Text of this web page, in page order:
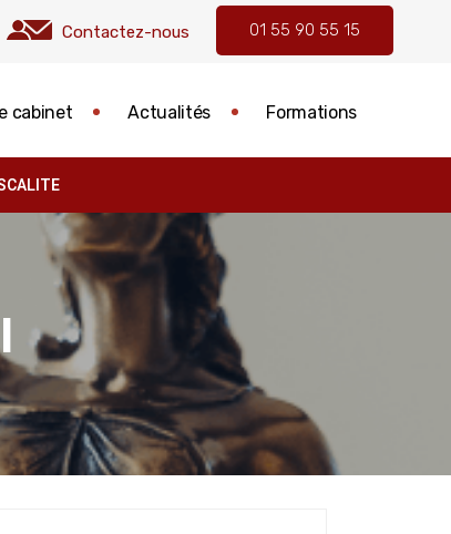
Contactez-nous 01 55 90 55 15
cabinet Actualités Formations